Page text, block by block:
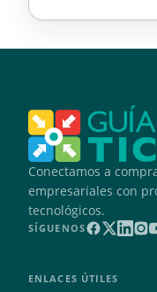
Conectamos a
empresariales con
tecnológicos.
SÍGUENOS
ENLACES ÚTILES